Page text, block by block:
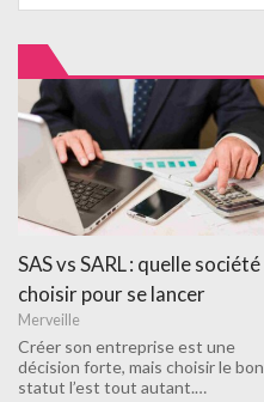
SAS vs SARL : quelle société
choisir pour se lancer
Merveille
Créer son entreprise est une
décision forte, mais choisir le bon
statut l’est tout autant.…